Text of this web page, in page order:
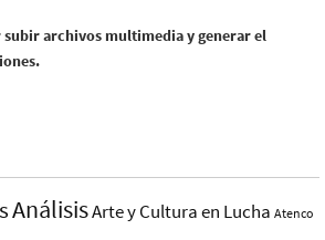
subir archivos multimedia y generar el
AnálisisArte y Cultura en Lucha Atenco